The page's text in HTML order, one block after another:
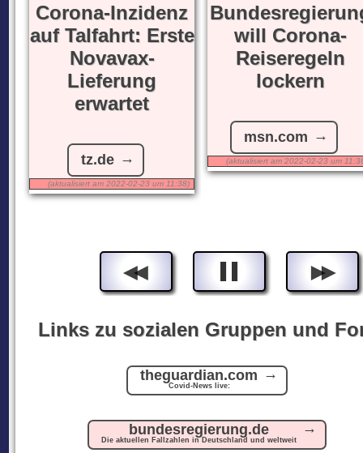
◄
◄ ►
►
Corona-Inzidenz
auf Talfahrt: Erste
Novavax-
Lieferung
erwartet
tz.de
(aktualisiert am 2022-02-23 um 11:38)
will Corona-
Reiseregeln
lockern
msn.com
(aktualisiert am 2022-02-23 um
Links zu sozialen Gruppen und
theguardian.com
Covid-News live:
bundesregierung.de
Die aktuellen Fallzahlen in Deutschland und weltweit